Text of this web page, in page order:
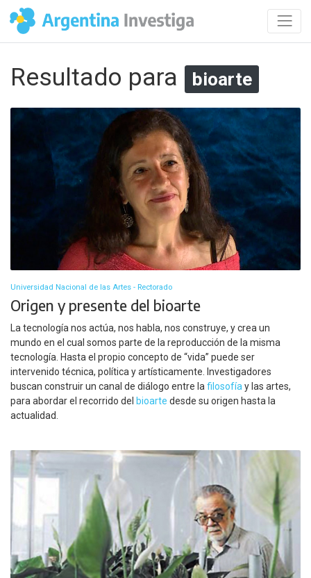
Resultado para bioarte
Universidad Nacional de las Artes - Rectorado
Origen y presente del bioarte
La tecnología nos actúa, nos habla, nos construye, y crea un
mundo en el cual somos parte de la reproducción de la misma
tecnología. Hasta el propio concepto de “vida” puede ser
intervenido técnica, política y artísticamente. Investigadores
buscan construir un canal de diálogo entre lafilosofíay las artes,
para abordar el recorrido del bioarte desde su origen hasta la
actualidad.